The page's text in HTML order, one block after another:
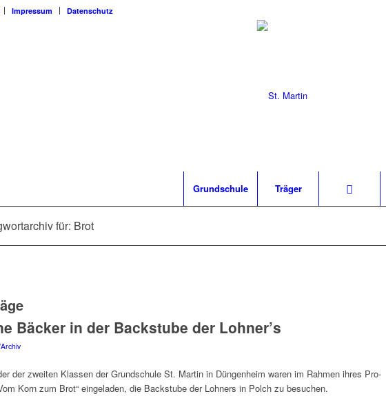
Impres­sum Daten­schutz
Grund­schu­le Trä­ger
für: Brot
Bäcker in der Back­stu­be der Lohner’s
der zwei­ten Klas­sen der Grund­schu­le St. Mar­tin in Dün­gen­heim waren im Rah­men ihres Pro­
Korn zum Brot“ ein­ge­la­den, die Back­stu­be der Lohners in Polch zu besuchen.